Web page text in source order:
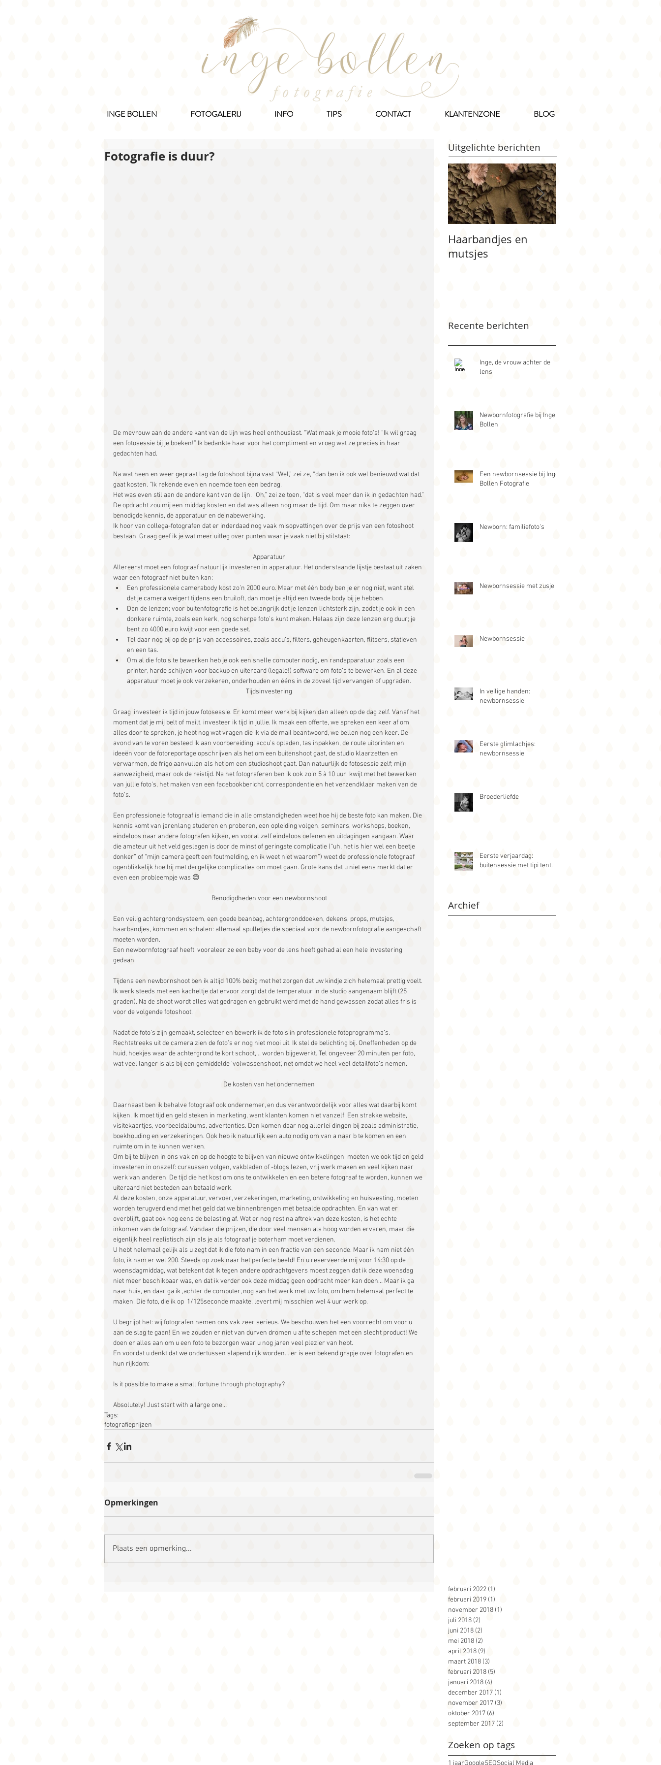
INGE BOLLEN FOTOGALERIJ INFO TIPS CONTACT KLANTENZONE BLOG
Fotografie is duur?
De mevrouw aan de andere kant van de lijn was heel enthousiast. “Wat maak je mooie foto’s! “Ik wil graag
een fotosessie bij je boeken!” Ik bedankte haar voor het compliment en vroeg wat ze precies in haar
gedachten had.
Na wat heen en weer gepraat lag de fotoshoot bijna vast “Wel,” zei ze, “dan ben ik ook wel benieuwd wat dat
gaat kosten. ”Ik rekende even en noemde toen een bedrag.
Het was even stil aan de andere kant van de lijn. “Oh,” zei ze toen, “dat is veel meer dan ik in gedachten had.”
De opdracht zou mij een middag kosten en dat was alleen nog maar de tijd. Om maar niks te zeggen over
benodigde kennis, de apparatuur en de nabewerking.
Ik hoor van collega-fotografen dat er inderdaad nog vaak misopvattingen over de prijs van een fotoshoot
bestaan. Graag geef ik je wat meer uitleg over punten waar je vaak niet bij stilstaat:
Apparatuur
Allereerst moet een fotograaf natuurlijk investeren in apparatuur. Het onderstaande lijstje bestaat uit zaken
waar een fotograaf niet buiten kan:
Een professionele camerabody kost zo’n 2000 euro. Maar met één body ben je er nog niet, want stel
dat je camera weigert tijdens een bruiloft, dan moet je altijd een tweede body bij je hebben.
Dan de lenzen; voor buitenfotografie is het belangrijk dat je lenzen lichtsterk zijn, zodat je ook in een
donkere ruimte, zoals een kerk, nog scherpe foto’s kunt maken. Helaas zijn deze lenzen erg duur; je
bent zo 4000 euro kwijt voor een goede set.
Tel daar nog bij op de prijs van accessoires, zoals accu’s, filters, geheugenkaarten, flitsers, statieven
en een tas.
Om al die foto’s te bewerken heb je ook een snelle computer nodig, en randapparatuur zoals een
printer, harde schijven voor backup en uiteraard (legale!) software om foto’s te bewerken. En al deze
apparatuur moet je ook verzekeren, onderhouden en ééns in de zoveel tijd vervangen of upgraden.
Tijdsinvestering
Graag  investeer ik tijd in jouw fotosessie. Er komt meer werk bij kijken dan alleen op de dag zelf. Vanaf het
moment dat je mij belt of mailt, investeer ik tijd in jullie. Ik maak een offerte, we spreken een keer af om
alles door te spreken, je hebt nog wat vragen die ik via de mail beantwoord, we bellen nog een keer. De
avond van te voren besteed ik aan voorbereiding: accu’s opladen, tas inpakken, de route uitprinten en
ideeën voor de fotoreportage opschrijven als het om een buitenshoot gaat, de studio klaarzetten en
verwarmen, de frigo aanvullen als het om een studioshoot gaat. Dan natuurlijk de fotosessie zelf; mijn
aanwezigheid, maar ook de reistijd. Na het fotograferen ben ik ook zo’n 5 à 10 uur  kwijt met het bewerken
van jullie foto’s, het maken van een facebookbericht, correspondentie en het verzendklaar maken van de
foto’s.
Een professionele fotograaf is iemand die in alle omstandigheden weet hoe hij de beste foto kan maken. Die
kennis komt van jarenlang studeren en proberen, een opleiding volgen, seminars, workshops, boeken,
eindeloos naar andere fotografen kijken, en vooral zelf eindeloos oefenen en uitdagingen aangaan. Waar
die amateur uit het veld geslagen is door de minst of geringste complicatie (“uh, het is hier wel een beetje
donker” of “mijn camera geeft een foutmelding, en ik weet niet waarom”) weet de professionele fotograaf
ogenblikkelijk hoe hij met dergelijke complicaties om moet gaan. Grote kans dat u niet eens merkt dat er
even een probleempje was 😊
Benodigdheden voor een newbornshoot
Een veilig achtergrondsysteem, een goede beanbag, achtergronddoeken, dekens, props, mutsjes,
haarbandjes, kommen en schalen: allemaal spulletjes die speciaal voor de newbornfotografie aangeschaft
moeten worden.
Een newbornfotograaf heeft, vooraleer ze een baby voor de lens heeft gehad al een hele investering
gedaan.
Tijdens een newbornshoot ben ik altijd 100% bezig met het zorgen dat uw kindje zich helemaal prettig voelt.
Ik werk steeds met een kacheltje dat ervoor zorgt dat de temperatuur in de studio aangenaam blijft (25
graden). Na de shoot wordt alles wat gedragen en gebruikt werd met de hand gewassen zodat alles fris is
voor de volgende fotoshoot.
Nadat de foto’s zijn gemaakt, selecteer en bewerk ik de foto’s in professionele fotoprogramma’s.
Rechtstreeks uit de camera zien de foto’s er nog niet mooi uit. Ik stel de belichting bij. Oneffenheden op de
huid, hoekjes waar de achtergrond te kort schoot,… worden bijgewerkt. Tel ongeveer 20 minuten per foto,
wat veel langer is als bij een gemiddelde ‘volwassenshoot’, net omdat we heel veel detailfoto’s nemen.
De kosten van het ondernemen
Daarnaast ben ik behalve fotograaf ook ondernemer, en dus verantwoordelijk voor alles wat daarbij komt
kijken. Ik moet tijd en geld steken in marketing, want klanten komen niet vanzelf. Een strakke website,
visitekaartjes, voorbeeldalbums, advertenties. Dan komen daar nog allerlei dingen bij zoals administratie,
boekhouding en verzekeringen. Ook heb ik natuurlijk een auto nodig om van a naar b te komen en een
ruimte om in te kunnen werken.
Om bij te blijven in ons vak en op de hoogte te blijven van nieuwe ontwikkelingen, moeten we ook tijd en geld
investeren in onszelf: cursussen volgen, vakbladen of -blogs lezen, vrij werk maken en veel kijken naar
werk van anderen. De tijd die het kost om ons te ontwikkelen en een betere fotograaf te worden, kunnen we
uiteraard niet besteden aan betaald werk.
Al deze kosten, onze apparatuur, vervoer, verzekeringen, marketing, ontwikkeling en huisvesting, moeten
worden terugverdiend met het geld dat we binnenbrengen met betaalde opdrachten. En van wat er
overblijft, gaat ook nog eens de belasting af. Wat er nog rest na aftrek van deze kosten, is het echte
inkomen van de fotograaf. Vandaar die prijzen, die door veel mensen als hoog worden ervaren, maar die
eigenlijk heel realistisch zijn als je als fotograaf je boterham moet verdienen.
U hebt helemaal gelijk als u zegt dat ik die foto nam in een fractie van een seconde. Maar ik nam niet één
foto, ik nam er wel 200. Steeds op zoek naar het perfecte beeld! En u reserveerde mij voor 14:30 op de
woensdagmiddag, wat betekent dat ik tegen andere opdrachtgevers moest zeggen dat ik deze woensdag
niet meer beschikbaar was, en dat ik verder ook deze middag geen opdracht meer kan doen… Maar ik ga
naar huis, en daar ga ik ,achter de computer, nog aan het werk met uw foto, om hem helemaal perfect te
maken. Die foto, die ik op  1/125seconde maakte, levert mij misschien wel 4 uur werk op.
U begrijpt het: wij fotografen nemen ons vak zeer serieus. We beschouwen het een voorrecht om voor u
aan de slag te gaan! En we zouden er niet van durven dromen u af te schepen met een slecht product! We
doen er alles aan om u een foto te bezorgen waar u nog jaren veel plezier van hebt.
En voordat u denkt dat we ondertussen slapend rijk worden… er is een bekend grapje over fotografen en
hun rijkdom:
Is it possible to make a small fortune through photography?
Absolutely! Just start with a large one…
Tags:
fotografieprijzen
Opmerkingen
Plaats een opmerking...
Uitgelichte berichten
Haarbandjes en
mutsjes
Recente berichten
Inge, de vrouw achter de
lens
Newbornfotografie bij Inge
Bollen
Een newbornsessie bij Inge
Bollen Fotografie
Newborn: familiefoto's
Newbornsessie met zusje
Newbornsessie
In veilige handen:
newbornsessie
Eerste glimlachjes:
newbornsessie
Broederliefde
Eerste verjaardag:
buitensessie met tipi tent.
Archief
februari 2022 (1)
februari 2019 (1)
november 2018 (1)
juli 2018 (2)
juni 2018 (2)
mei 2018 (2)
april 2018 (9)
maart 2018 (3)
februari 2018 (5)
januari 2018 (4)
december 2017 (1)
november 2017 (3)
oktober 2017 (6)
september 2017 (2)
Zoeken op tags
1 jaarGoogleSEOSocial Media